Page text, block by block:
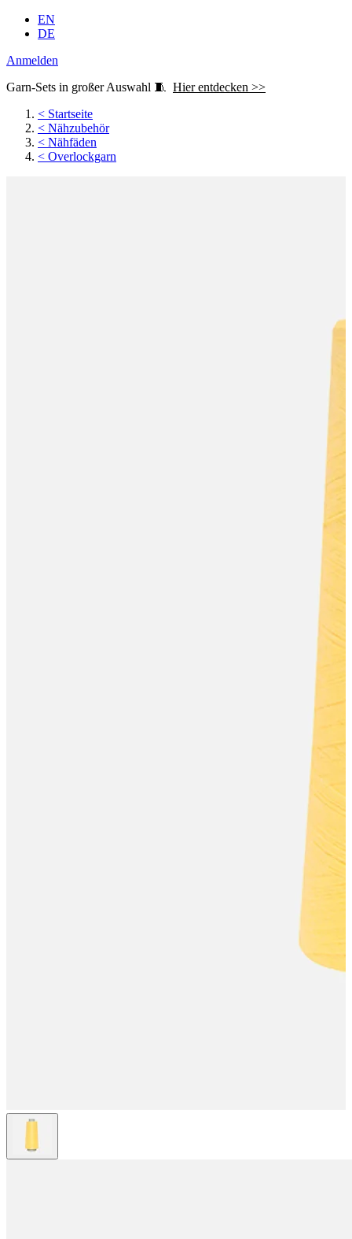
EN
DE
Anmelden
Garn-Sets in großer Auswahl 🧵 Hier entdecken >>
< Startseite
< Nähzubehör
< Nähfäden
< Overlockgarn